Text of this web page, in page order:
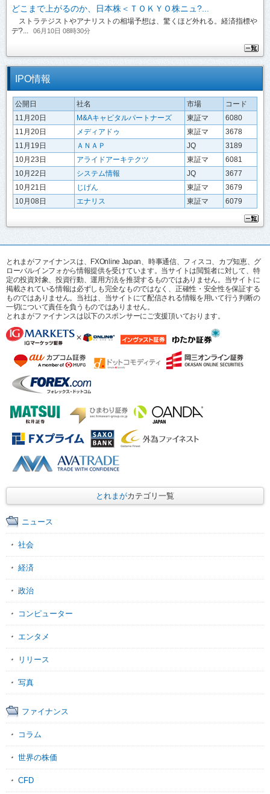
どこまで上がるのか、日本株＜ＴＯＫＹＯ株ニュ?...
ストラテジストやアナリストの相場予想は、驚くほど外れる。経済指標や
デ?...
06月10日 08時30分
IPO情報
公開日 社名 市場
コード
11月20日
M&Aキャピタルパートナーズ 東証マ
6080
11月20日
メディアドゥ 東証マ
3678
11月19日
ＡＮＡＰ JQ
3189
10月23日
アライドアーキテクツ 東証マ
6081
10月22日
システム情報 JQ
3677
10月21日
じげん 東証マ
3679
10月08日
エナリス 東証マ 6079
とれまがファイナンスは、FXOnline Japan、時事通信、フィスコ、カブ知恵、グ
ローバルインフォから情報提供を受けています。当サイトは閲覧者に対して、特
定の投資対象、投資行動、運用方法を推奨するものではありません。当サイトに
掲載されている情報は必ずしも完全なものではなく、正確性・安全性を保証する
ものではありません。当社は、当サイトにて配信される情報を用いて行う判断の
一切について責任を負うものではありません。
とれまがファイナンスは以下のスポンサーにご支援頂いております。
とれまがカテゴリ一覧
ニュース
社会
経済
政治
コンピューター
エンタメ
リリース
写真
ファイナンス
コラム
世界の株価
CFD